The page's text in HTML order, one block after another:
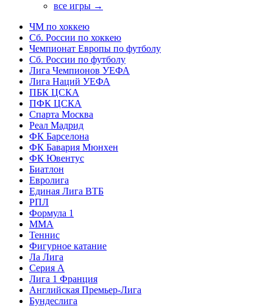
все игры →
ЧМ по хоккею
Сб. России по хоккею
Чемпионат Европы по футболу
Сб. России по футболу
Лига Чемпионов УЕФА
Лига Наций УЕФА
ПБК ЦСКА
ПФК ЦСКА
Спарта Москва
Реал Мадрид
ФК Барселона
ФК Бавария Мюнхен
ФК Ювентус
Биатлон
Евролига
Единая Лига ВТБ
РПЛ
Формула 1
MMA
Теннис
Фигурное катание
Ла Лига
Серия А
Лига 1 Франция
Английская Премьер-Лига
Бундеслига